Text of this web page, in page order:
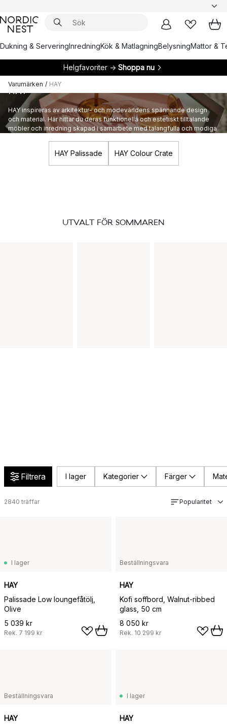
Dukning & ServeringInredningKök & MatlagningBelysningMattor &
Helgfavoriter → Shoppa nu
Varumärken / HAY
HAY
HAY inspireras av arkitektur- och modevärldens spännande design
och material. Här hittar du deras funktionella och estetiskt tilltalande
möbler och inredning skapad i samarbete med talangfulla och modiga
HAY Palissade HAY Colour Crate
UTVALT FÖR SOMMAREN
Filtrera I lager Kategorier Färger
2840 träffar Popularitet
I lager
HAY
Palissade Low loungefåtölj,
Olive
5 039 kr
Rek. 7 199 kr
Beställningsvara
HAY
Kofi soffbord, Walnut-ribbed
glass, 50 cm
8 050 kr
Rek. 10 299 kr
Beställningsvara
HAY
I lager
HAY